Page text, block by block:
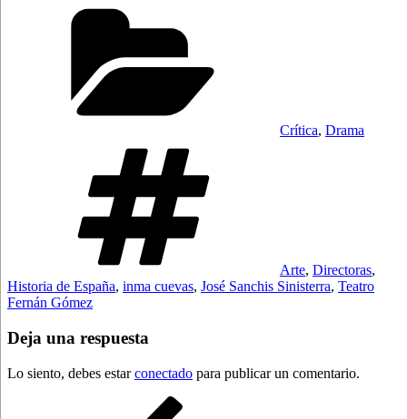
Crítica, Drama
Arte, Directoras,
Historia de España, inma cuevas, José Sanchis Sinisterra, Teatro
Fernán Gómez
Deja una respuesta
Lo siento, debes estarconectado para publicar un comentario.